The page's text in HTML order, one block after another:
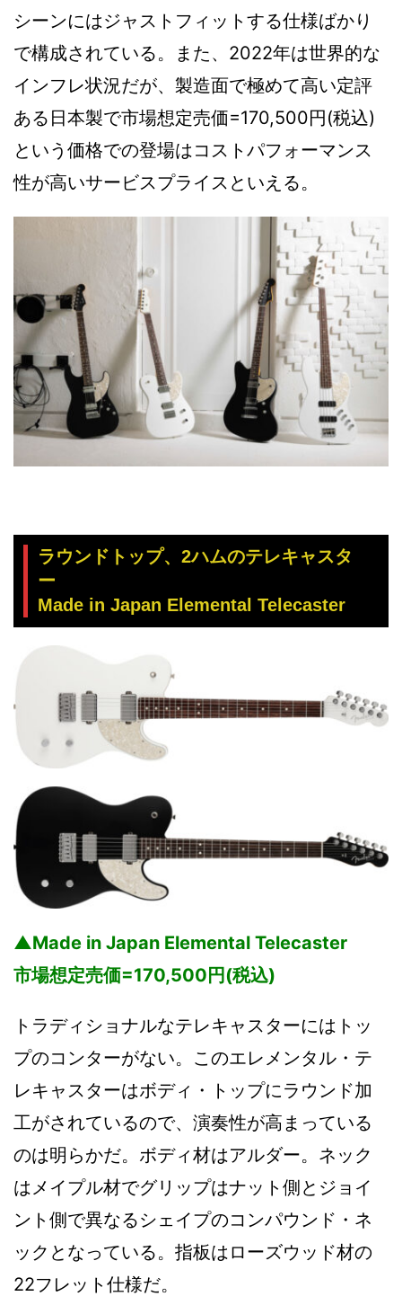
シーンにはジャストフィットする仕様ばかり
で構成されている。また、2022年は世界的な
インフレ状況だが、製造面で極めて高い定評
ある日本製で市場想定売価=170,500円(税込)
という価格での登場はコストパフォーマンス
性が高いサービスプライスといえる。
ラウンドトップ、2ハムのテレキャスタ
ー
Made in Japan Elemental Telecaster
▲Made in Japan Elemental Telecaster
市場想定売価=170,500円(税込)
トラディショナルなテレキャスターにはトッ
プのコンターがない。このエレメンタル・テ
レキャスターはボディ・トップにラウンド加
工がされているので、演奏性が高まっている
のは明らかだ。ボディ材はアルダー。ネック
はメイプル材でグリップはナット側とジョイ
ント側で異なるシェイプのコンパウンド・ネ
ックとなっている。指板はローズウッド材の
22フレット仕様だ。